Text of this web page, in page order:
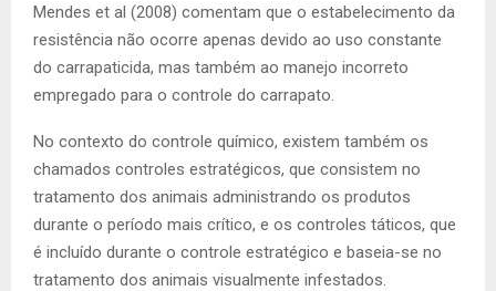
Mendes et al (2008) comentam que o estabelecimento da
resistência não ocorre apenas devido ao uso constante
do carrapaticida, mas também ao manejo incorreto
empregado para o controle do carrapato.
No contexto do controle químico, existem também os
chamados controles estratégicos, que consistem no
tratamento dos animais administrando os produtos
durante o período mais crítico, e os controles táticos, que
é incluído durante o controle estratégico e baseia-se no
tratamento dos animais visualmente infestados.